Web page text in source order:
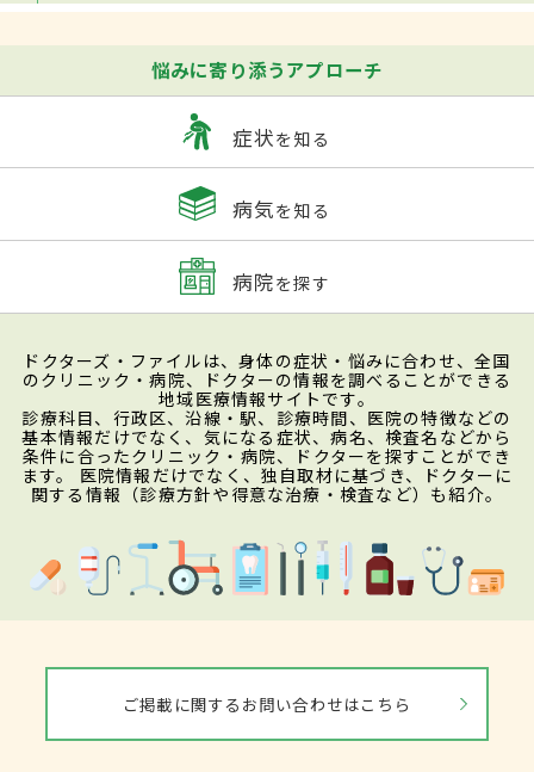
悩みに寄り添うアプローチ
症状を知る
病気を知る
病院を探す
ドクターズ・ファイルは、身体の症状・悩みに合わせ、全国
のクリニック・病院、ドクターの情報を調べることができる
地域医療情報サイトです。
診療科目、行政区、沿線・駅、診療時間、医院の特徴などの
基本情報だけでなく、気になる症状、病名、検査名などから
条件に合ったクリニック・病院、ドクターを探すことができ
ます。 医院情報だけでなく、独自取材に基づき、ドクターに
関する情報（診療方針や得意な治療・検査など）も紹介。
ご掲載に関するお問い合わせはこちら